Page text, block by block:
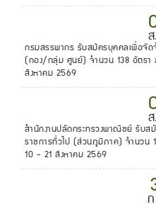
กรมสรรพากร รับสมัครบุคคลเพื่อจัด
(กอง/กลุ่ม ศูนย์) จำนวน 138 อัตรา
สิงหาคม 2569
สำนักงานปลัดกระทรวงพาณิชย์ รับส
ราชการทั่วไป (ส่วนภูมิภาค) จำนวน
10 - 21 สิงหาคม 2569